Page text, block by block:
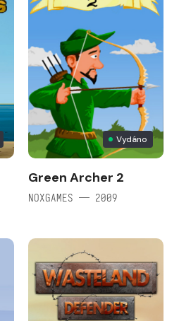
Vydáno
Green Archer 2
NOXGAMES — 2009